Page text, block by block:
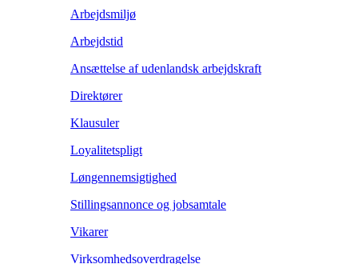
Arbejdsmiljø
Arbejdstid
Ansættelse af udenlandsk arbejdskraft
Direktører
Klausuler
Loyalitetspligt
Løngennemsigtighed
Stillingsannonce og jobsamtale
Vikarer
Virksomhedsoverdragelse